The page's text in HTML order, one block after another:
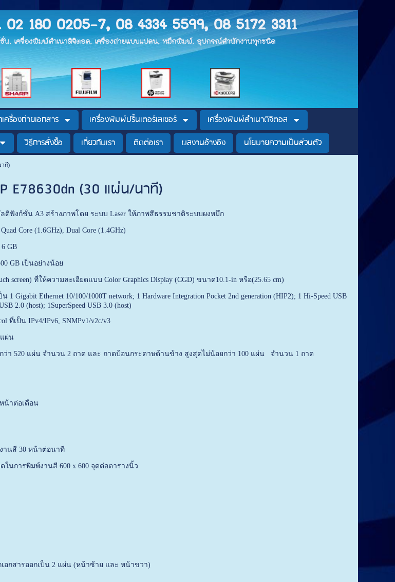
02 180 0205-7, 08 4334 5599, 08 5172 3311
ชั่น, เครื่องพิมพ์สำเนาดิจิตอล, เครื่องถ่ายแบบแปลน, หมึกพิมพ์, อุปกรณ์สำนักงานทุกชนิด
ครื่องถ่ายเอกสาร เครื่องพิมพ์ปริ้นเตอร์เลเซอร์
เครื่องพิมพ์สำเนาดิจิตอล
วิธีการสั่งซื้อ เกี่ยวกับเรา ติดต่อเรา ผลงานอ้างอิง นโยบายความเป็นส่วนตัว
ที)
E78630dn (30 แผ่น/นาที)
ลติฟังก์ชั่น A3 สร้างภาพโดย ระบบ Laser ให้ภาพสีธรรมชาติระบบผงหมึก
Core (1.6GHz), Dual Core (1.4GHz)
GB
GB เป็นอย่างน้อย
screen) ที่ให้ความละเอียดแบบ Color Graphics Display (CGD) ขนาด10.1-in หรือ(25.65 cm)
1 Gigabit Ethernet 10/100/1000T network; 1 Hardware Integration Pocket 2nd generation (HIP2); 1 Hi-Speed USB
2.0 (host); 1SuperSpeed USB 3.0 (host)
ที่เป็น IPv4/IPv6, SNMPv1/v2c/v3
ผ่น
า 520 แผ่น จำนวน 2 ถาด และ ถาดป้อนกระดาษด้านข้าง สูงสุดไม่น้อยกว่า 100 แผ่น จำนวน 1 ถาด
น้าต่อเดือน
านสี 30 หน้าต่อนาที
ในการพิมพ์งานสี 600 x 600 จุดต่อตารางนิ้ว
อกสารออกเป็น 2 แผ่น (หน้าซ้าย และ หน้าขวา)